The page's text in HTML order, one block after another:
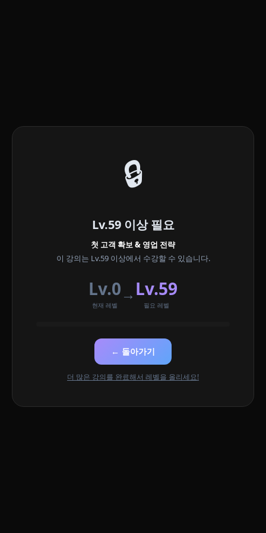
🔒
Lv.59 이상 필요
첫 고객 확보 & 영업 전략
이 강의는 Lv.59 이상에서 수강할 수 있습니다.
Lv.0
현재 레벨
→ Lv.59
필요 레벨
← 돌아가기
더 많은 강의를 완료해서 레벨을 올리세요!